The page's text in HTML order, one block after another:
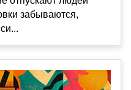
забываются,